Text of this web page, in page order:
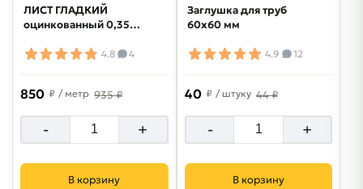
ЛИСТ ГЛАДКИЙ
оцинкованный 0,35
4.8 4
850 ₽ / метр 935 ₽
- +
В корзину
Заглушка для труб
60х60 мм
4.9 12
40 ₽ / штуку 44 ₽
- +
В корзину